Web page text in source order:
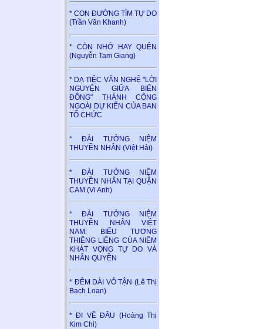
* CON ĐƯỜNG TÌM TỰ DO
(Trần Văn Khanh)
* CÒN NHỚ HAY QUÊN
(Nguyễn Tam Giang)
* DẠ TIỆC VĂN NGHỆ "LỜI
NGUYỆN GIỮA BIỂN
ĐÔNG" THÀNH CÔNG
NGOÀI DỰ KIẾN CỦA BAN
TỔ CHỨC
* ĐÀI TƯỞNG NIỆM
THUYỀN NHÂN (Việt Hải)
* ĐÀI TƯỞNG NIỆM
THUYỀN NHÂN TẠI QUẬN
CAM (Vi Anh)
* ĐÀI TƯỞNG NIỆM
THUYỀN NHÂN VIỆT
NAM: BIỂU TƯỢNG
THIÊNG LIÊNG CỦA NIỀM
KHÁT VỌNG TỰ DO VÀ
NHÂN QUYỀN
* ĐÊM DÀI VÔ TẬN (Lê Thị
Bạch Loan)
* ĐI VỀ ĐÂU (Hoàng Thị
Kim Chi)